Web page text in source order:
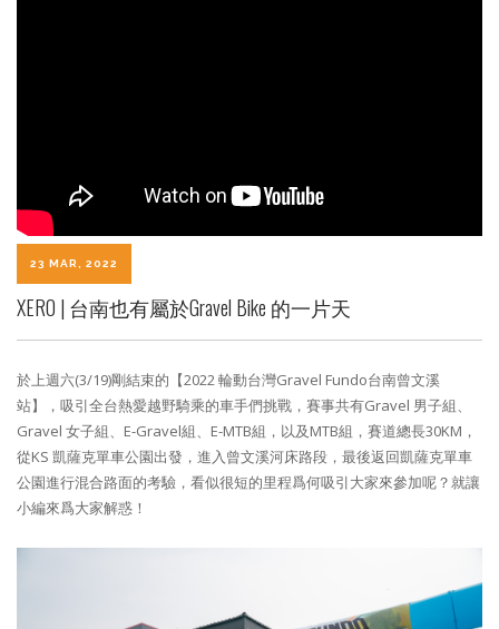
23 MAR, 2022
XERO | 台南也有屬於Gravel Bike 的一片天
於上週六(3/19)剛結束的【2022 輪動台灣Gravel Fundo台南曾文溪
站】，吸引全台熱愛越野騎乘的車手們挑戰，賽事共有Gravel 男子組、
Gravel 女子組、E-Gravel組、E-MTB組，以及MTB組，賽道總長30KM，
從KS 凱薩克單車公園出發，進入曾文溪河床路段，最後返回凱薩克單車
公園進行混合路面的考驗，看似很短的里程爲何吸引大家來參加呢？就讓
小編來爲大家解惑！